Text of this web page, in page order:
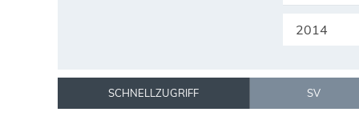
2014
SCHNELLZUGRIFF SV